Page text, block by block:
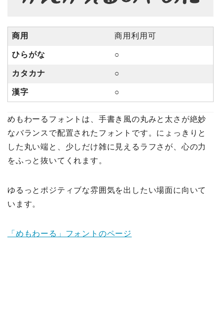
商用 商用利用可
ひらがな ○
カタカナ ○
漢字 ○
めもわーるフォントは、手書き風の丸みと太さが絶妙
なバランスで配置されたフォントです。にょっきりと
した丸い端と、少しだけ雑に見えるラフさが、心の力
をふっと抜いてくれます。
ゆるっとポジティブな雰囲気を出したい場面に向いて
います。
「めもわーる」フォントのページ